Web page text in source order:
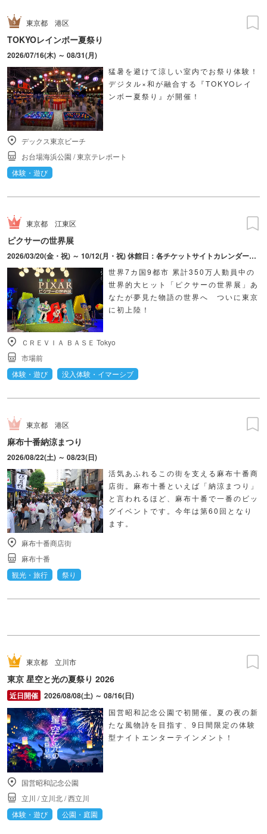
東京都 港区
TOKYOレインボー夏祭り
2026/07/16(木) ～ 08/31(月)
猛暑を避けて涼しい室内でお祭り体験！
デジタル×和が融合する『TOKYOレイ
ンボー夏祭り』が開催！
デックス東京ビーチ
お台場海浜公園 /東京テレポート
体験・遊び
東京都 江東区
ピクサーの世界展
2026/03/20(金・祝) ～ 10/12(月・祝) 休館日：各チケットサイトカレンダーにてご確認ください。
世界7カ国9都市 累計350万人動員中の
世界的大ヒット「ピクサーの世界展」あ
なたが夢見た物語の世界へ ついに東京
に初上陸！
ＣＲＥＶＩＡ ＢＡＳＥ Tokyo
市場前
体験・遊び
没入体験・イマーシブ
東京都 港区
麻布十番納涼まつり
2026/08/22(土) ～ 08/23(日)
活気あふれるこの街を支える麻布十番商
店街。麻布十番といえば「納涼まつり」
と言われるほど、麻布十番で一番のビッ
グイベントです。今年は第60回となり
ます。
麻布十番商店街
麻布十番
観光・旅行
祭り
東京都 立川市
東京 星空と光の夏祭り 2026
2026/08/08(土) ～ 08/16(日)
国営昭和記念公園で初開催。夏の夜の新
たな風物詩を目指す、9日間限定の体験
型ナイトエンターテインメント！
国営昭和記念公園
立川 /立川北/西立川
体験・遊び
公園・庭園